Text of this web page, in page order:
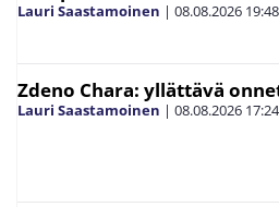
Lauri Saastamoinen | 08.08.2026 19:48
Zdeno Chara: yllättävä
Lauri Saastamoinen | 08.08.2026 17:24